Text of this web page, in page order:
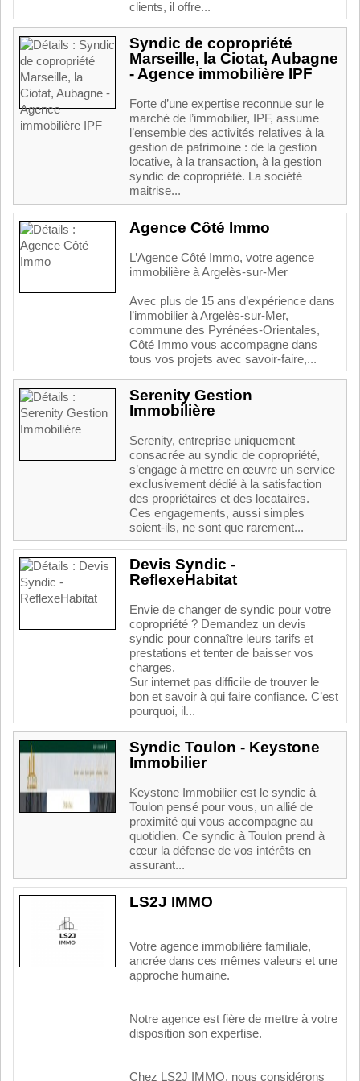
clients, il offre...
Syndic de copropriété
Marseille, la Ciotat, Aubagne
- Agence immobilière IPF
Forte d’une expertise reconnue sur le
marché de l’immobilier, IPF, assume
l’ensemble des activités relatives à la
gestion de patrimoine : de la gestion
locative, à la transaction, à la gestion
syndic de copropriété. La société
maitrise...
Agence Côté Immo
L’Agence Côté Immo, votre agence
immobilière à Argelès-sur-Mer
Avec plus de 15 ans d’expérience dans
l’immobilier à Argelès-sur-Mer,
commune des Pyrénées-Orientales,
Côté Immo vous accompagne dans
tous vos projets avec savoir-faire,...
Serenity Gestion
Immobilière
Serenity, entreprise uniquement
consacrée au syndic de copropriété,
s’engage à mettre en œuvre un service
exclusivement dédié à la satisfaction
des propriétaires et des locataires.
Ces engagements, aussi simples
soient-ils, ne sont que rarement...
Devis Syndic -
ReflexeHabitat
Envie de changer de syndic pour votre
copropriété ? Demandez un devis
syndic pour connaître leurs tarifs et
prestations et tenter de baisser vos
charges.
Sur internet pas difficile de trouver le
bon et savoir à qui faire confiance. C’est
pourquoi, il...
Syndic Toulon - Keystone
Immobilier
Keystone Immobilier est le syndic à
Toulon pensé pour vous, un allié de
proximité qui vous accompagne au
quotidien. Ce syndic à Toulon prend à
cœur la défense de vos intérêts en
assurant...
LS2J IMMO
Votre agence immobilière familiale,
ancrée dans ces mêmes valeurs et une
approche humaine.
Notre agence est fière de mettre à votre
disposition son expertise.
Chez LS2J IMMO, nous considérons